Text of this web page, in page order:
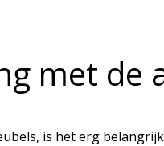
met de
is het erg